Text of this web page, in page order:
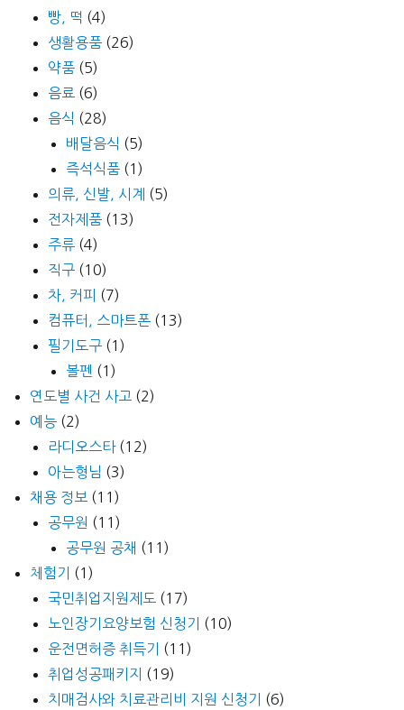
빵, 떡 (4)
생활용품 (26)
약품 (5)
음료 (6)
음식 (28)
배달음식 (5)
즉석식품 (1)
의류, 신발, 시계 (5)
전자제품 (13)
주류 (4)
직구 (10)
차, 커피 (7)
컴퓨터, 스마트폰 (13)
필기도구 (1)
볼펜 (1)
연도별 사건 사고 (2)
예능 (2)
라디오스타(12)
아는형님 (3)
채용 정보 (11)
공무원 (11)
공무원 공채 (11)
체험기
(1)
국민취업지원제도 (17)
노인장기요양보험 신청기
(10)
운전면허증 취득기
(11)
취업성공패키지
(19)
치매검사와 치료관리비 지원 신청기
(6)